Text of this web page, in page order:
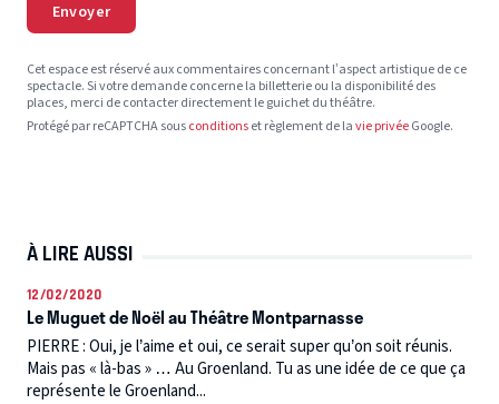
Envoyer
Cet espace est réservé aux commentaires concernant l’aspect artistique de ce
spectacle. Si votre demande concerne la billetterie ou la disponibilité des
places, merci de contacter directement le guichet du théâtre.
Protégé par reCAPTCHA sousconditionset règlement de lavie privéeGoogle.
À LIRE AUSSI
12/02/2020
Le Muguet de Noël au Théâtre Montparnasse
PIERRE : Oui, je l’aime et oui, ce serait super qu’on soit réunis.
Mais pas « là-bas » … Au Groenland. Tu as une idée de ce que ça
représente le Groenland...